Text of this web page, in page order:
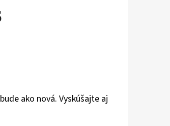
ako nová. Vyskúšajte aj